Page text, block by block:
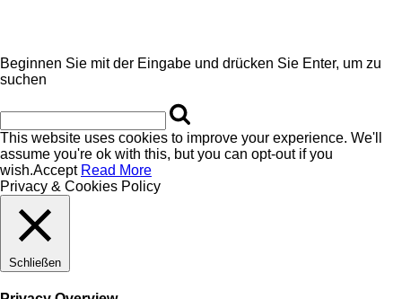
Beginnen Sie mit der Eingabe und drücken Sie Enter, um zu
suchen
This website uses cookies to improve your experience. We'll
assume you're ok with this, but you can opt-out if you
wish.Accept Read More
Privacy & Cookies Policy
Schließen